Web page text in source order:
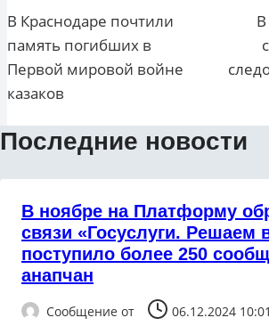
по
записям
В Краснодаре почтили
память погибших в
Первой мировой войне
казаков
Последние новости
В ноябре на Платформу
связи «Госуслуги. Решаем
поступило более 250
анапчан
Сообщение от 06.12.2024 10:01